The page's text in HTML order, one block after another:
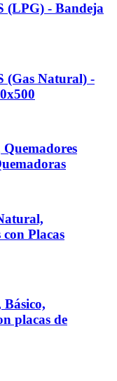
(LPG) - Bandeja
(Gas Natural) -
Placas
placas de